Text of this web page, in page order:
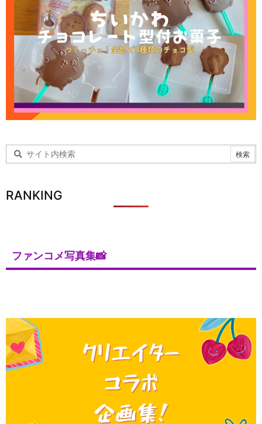
RANKING
ファンコメ写真集📸